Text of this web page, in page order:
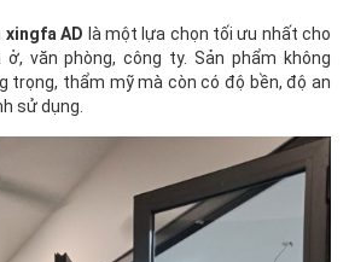
xingfa AD là một lựa chọn tối ưu nhất cho
văn phòng, công ty. Sản phẩm không
trọng, thẩm mỹ mà còn có độ bền, độ an
sử dụng.